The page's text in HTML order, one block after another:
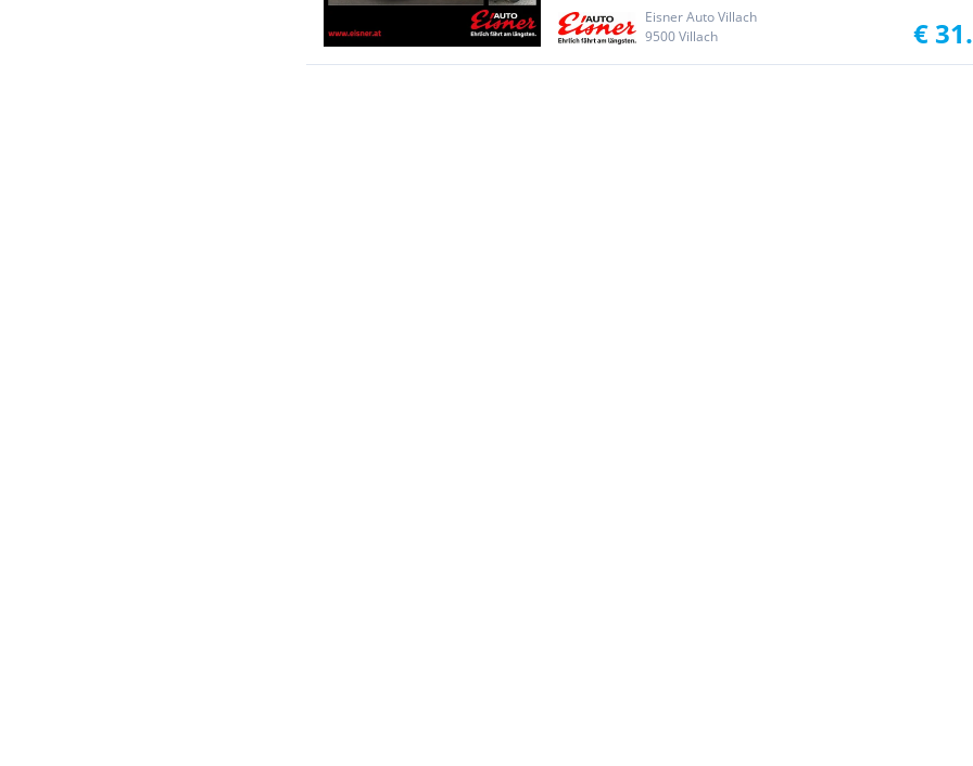
Eisner Auto Villach
9500 Villach
€